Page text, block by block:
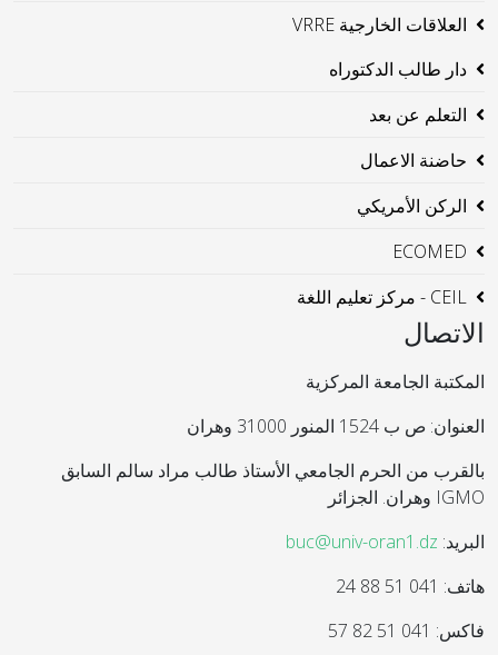
العلاقات الخارجية VRRE
دار طالب الدكتوراه
التعلم عن بعد
حاضنة الاعمال
الركن الأمريكي
ECOMED
CEIL - مركز تعليم اللغة
الاتصال
المكتبة الجامعة المركزية
العنوان: ص ب 1524 المنور 31000 وهران
بالقرب من الحرم الجامعي الأستاذ طالب مراد سالم السابق
IGMO وهران. الجزائر
البريد: buc@univ-oran1.dz
هاتف: 041 51 88 24
فاكس: 041 51 82 57